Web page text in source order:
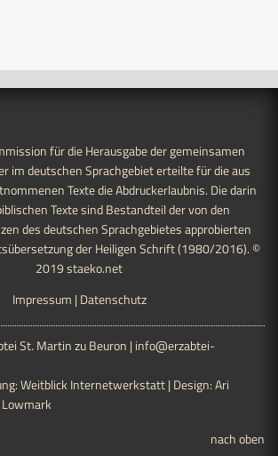
für die Herausgabe der gemeinsamen
im deutschen Sprachgebiet erteilte für die aus
Texte die Abdruckerlaubnis. Die darin
Texte sind Bestandteil der von den
des deutschen Sprachgebietes approbierten
der Heiligen Schrift (1980/2016). ©
2019staeko.net
Impressum | Datenschutz
St. Martin zu Beuron | info@erzabtei-
Weitblick Internetwerkstatt| Design:Ari
Lowmark
nach oben